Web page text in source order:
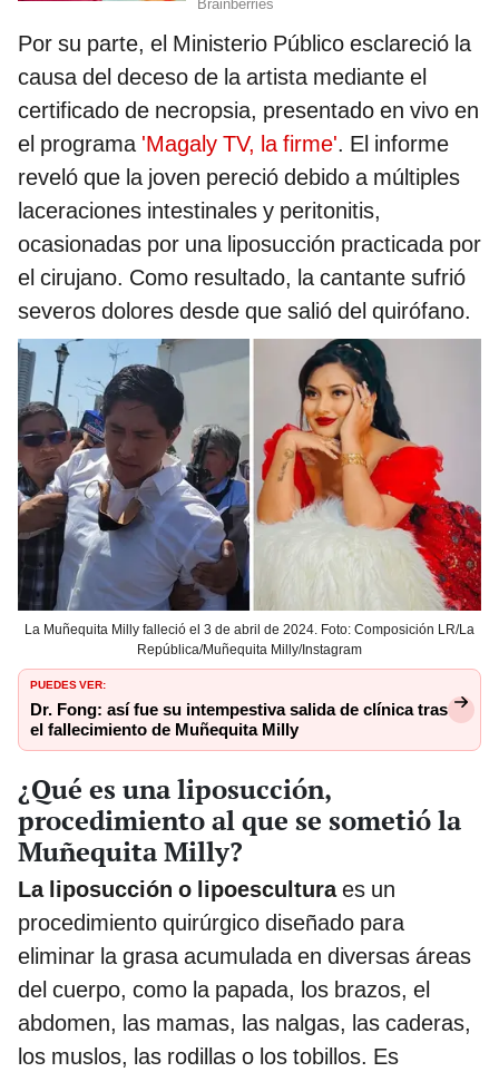
Por su parte, el Ministerio Público esclareció la
causa del deceso de la artista mediante el
certificado de necropsia, presentado en vivo en
el programa 'Magaly TV, la firme'. El informe
reveló que la joven pereció debido a múltiples
laceraciones intestinales y peritonitis,
ocasionadas por una liposucción practicada por
el cirujano. Como resultado, la cantante sufrió
severos dolores desde que salió del quirófano.
La Muñequita Milly falleció el 3 de abril de 2024. Foto: Composición LR/La
República/Muñequita Milly/Instagram
PUEDES VER:
Dr. Fong: así fue su intempestiva salida de clínica tras
el fallecimiento de Muñequita Milly
¿Qué es una liposucción,
procedimiento al que se sometió la
Muñequita Milly?
La liposucción o lipoesculturaes un
procedimiento quirúrgico diseñado para
eliminar la grasa acumulada en diversas áreas
del cuerpo, como la papada, los brazos, el
abdomen, las mamas, las nalgas, las caderas,
los muslos, las rodillas o los tobillos. Es